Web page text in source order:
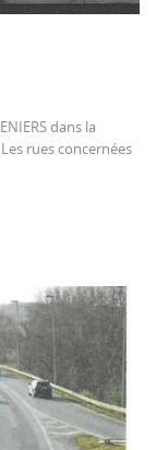
dans la
rues concernées